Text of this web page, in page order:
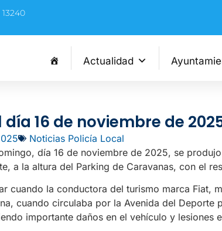
13240
Actualidad
16 de noviembre de
Noticias Policía Local
día 16 de noviembre de 2025, se
a la altura del Parking de Caravanas, con el
cuando la conductora del turismo marca Fiat,
cuando circulaba por la Avenida del Deporte
importante daños en el vehículo y lesiones